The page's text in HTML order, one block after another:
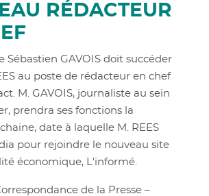
RÉDACTEUR
Sébastien GAVOIS doit succéder
au poste de rédacteur en chef
M. GAVOIS, journaliste au sein
prendra ses fonctions la
date à laquelle M. REES
pour rejoindre le nouveau site
économique, L'informé.
de la Presse –